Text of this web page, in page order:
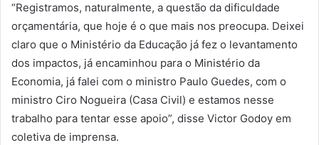
“Registramos, naturalmente, a questão da dificuldade
orçamentária, que hoje é o que mais nos preocupa. Deixei
claro que o Ministério da Educação já fez o levantamento
dos impactos, já encaminhou para o Ministério da
Economia, já falei com o ministro Paulo Guedes, com o
ministro Ciro Nogueira (Casa Civil) e estamos nesse
trabalho para tentar esse apoio”, disse Victor Godoy em
coletiva de imprensa.